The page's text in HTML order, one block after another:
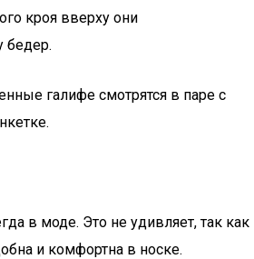
кроя вверху они
бедер.
галифе смотрятся в паре с
в моде. Это не удивляет, так как
и комфортна в носке.